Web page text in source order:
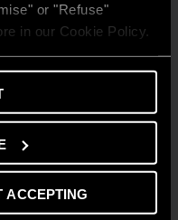
or "Refuse"
in our Cookie Policy.
ACCEPTING
la tua